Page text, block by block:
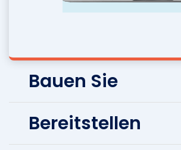
Bauen Sie
Bereitstellen